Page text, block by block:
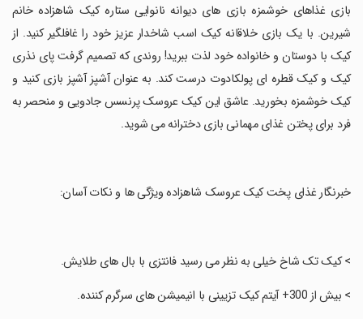
بازی غذاهای خوشمزه بازی های دیوانه نانوایی ستاره کیک شاهزاده خانم
شیرین. با یک بازی خلاقانه کیک اسب شاخدار عزیز خود را غافلگیر کنید. از
کیک با دوستان و خانواده خود لذت ببرید! روندی که تصمیم گرفت پای نذری
کیک و کیک قطره ای پولکادوت درست کند. به عنوان آشپز آشپز بازی کنید و
کیک خوشمزه بخورید. عاشق این کیک عروسک پرنسس جادویی و منحصر به
فرد برای پختن غذای مهمانی بازی دخترانه می شوید.
‏خبرنگار غذای پخت کیک عروسک شاهزاده ویژگی ها و نکات آسان:
‏> کیک تک شاخ خیلی به نظر می رسید فانتزی با بال های طلایش.
‏> بیش از 300+ آیتم کیک تزیینی با انیمیشن های سرگرم کننده.